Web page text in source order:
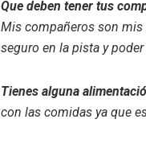
Que deben tener tus
Mis compañeros son mis
seguro en la pista y
Tienes alguna
con las comidas ya que